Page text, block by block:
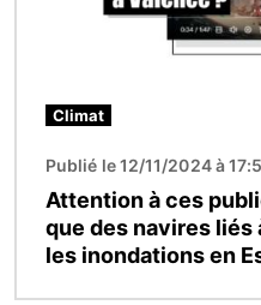
Climat
Publié le 12/11/2024 à
Attention à ces
que des navires liés
les inondations en